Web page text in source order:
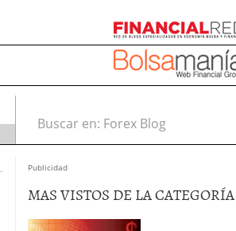
Buscar en:
Publicidad
MAS VISTOS DE LA CATEGORÍA